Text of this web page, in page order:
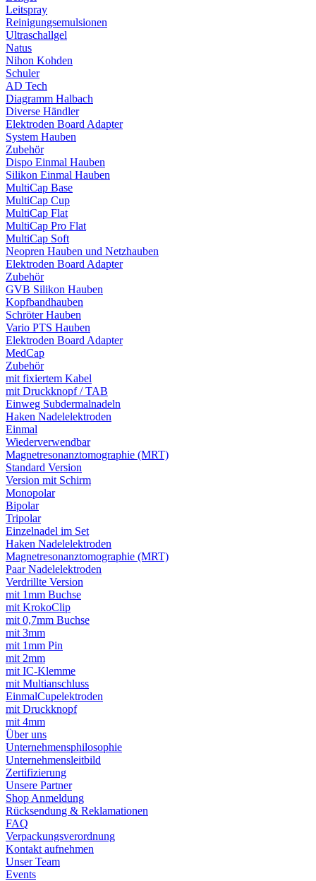
Leitspray
Reinigungsemulsionen
Ultraschallgel
Natus
Nihon Kohden
Schuler
AD Tech
Diagramm Halbach
Diverse Händler
Elektroden Board Adapter
System Hauben
Zubehör
Dispo Einmal Hauben
Silikon Einmal Hauben
MultiCap Base
MultiCap Cup
MultiCap Flat
MultiCap Pro Flat
MultiCap Soft
Neopren Hauben und Netzhauben
Elektroden Board Adapter
Zubehör
GVB Silikon Hauben
Kopfbandhauben
Schröter Hauben
Vario PTS Hauben
Elektroden Board Adapter
MedCap
Zubehör
mit fixiertem Kabel
mit Druckknopf / TAB
Einweg Subdermalnadeln
Haken Nadelelektroden
Einmal
Wiederverwendbar
Magnetresonanztomographie (MRT)
Standard Version
Version mit Schirm
Monopolar
Bipolar
Tripolar
Einzelnadel im Set
Haken Nadelelektroden
Magnetresonanztomographie (MRT)
Paar Nadelelektroden
Verdrillte Version
mit 1mm Buchse
mit KrokoClip
mit 0,7mm Buchse
mit 3mm
mit 1mm Pin
mit 2mm
mit IC-Klemme
mit Multianschluss
EinmalCupelektroden
mit Druckknopf
mit 4mm
Über uns
Unternehmensphilosophie
Unternehmensleitbild
Zertifizierung
Unsere Partner
Shop Anmeldung
Rücksendung & Reklamationen
FAQ
Verpackungsverordnung
Kontakt aufnehmen
Unser Team
Events